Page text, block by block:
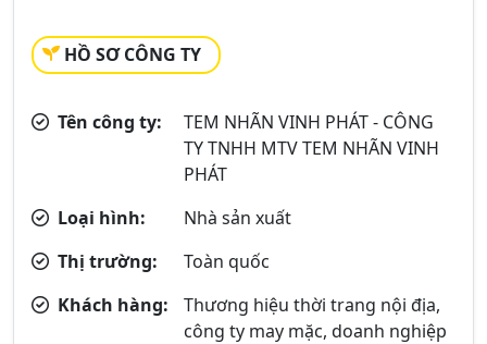
HỒ SƠ CÔNG TY
Tên công ty:
TEM NHÃN VINH PHÁT - CÔNG
TY TNHH MTV TEM NHÃN VINH
PHÁT
Loại hình:
Nhà sản xuất
Thị trường:
Toàn quốc
Khách hàng:
Thương hiệu thời trang nội địa,
công ty may mặc, doanh nghiệp